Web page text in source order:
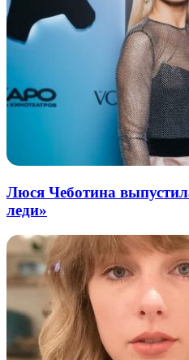
Люся Чеботина
леди»